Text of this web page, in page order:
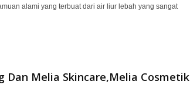
alami yang terbuat dari air liur lebah yang sangat
Dan Melia Skincare,Melia Cosmetik